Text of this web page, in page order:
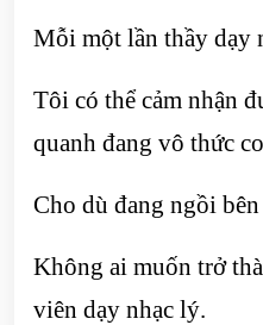
Mỗi một lần thầy dạy
Tôi có thể cảm nhận
quanh đang vô thức
Cho dù đang ngồi
Không ai muốn trở
viên dạy nhạc lý.